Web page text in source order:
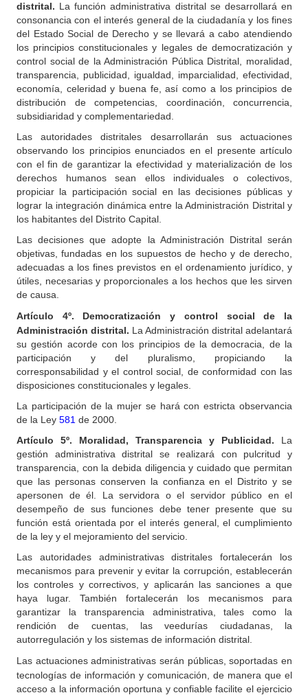
distrital. La función administrativa distrital se desarrollará en
consonancia con el interés general de la ciudadanía y los fines
del Estado Social de Derecho y se llevará a cabo atendiendo
los principios constitucionales y legales de democratización y
control social de la Administración Pública Distrital, moralidad,
transparencia, publicidad, igualdad, imparcialidad, efectividad,
economía, celeridad y buena fe, así como a los principios de
distribución de competencias, coordinación, concurrencia,
subsidiaridad y complementariedad.
Las autoridades distritales desarrollarán sus actuaciones
observando los principios enunciados en el presente artículo
con el fin de garantizar la efectividad y materialización de los
derechos humanos sean ellos individuales o colectivos,
propiciar la participación social en las decisiones públicas y
lograr la integración dinámica entre la Administración Distrital y
los habitantes del Distrito Capital.
Las decisiones que adopte la Administración Distrital serán
objetivas, fundadas en los supuestos de hecho y de derecho,
adecuadas a los fines previstos en el ordenamiento jurídico, y
útiles, necesarias y proporcionales a los hechos que les sirven
de causa.
Artículo 4º.
Democratización y control social de la
Administración distrital. La Administración distrital adelantará
su gestión acorde con los principios de la democracia, de la
participación y del pluralismo, propiciando la
corresponsabilidad y el control social, de conformidad con las
disposiciones constitucionales y legales.
La participación de la mujer se hará con estricta observancia
de la Ley 581 de 2000.
Artículo 5º. Moralidad, Transparencia y Publicidad. La
gestión administrativa distrital se realizará con pulcritud y
transparencia, con la debida diligencia y cuidado que permitan
que las personas conserven la confianza en el Distrito y se
apersonen de él. La servidora o el servidor público en el
desempeño de sus funciones debe tener presente que su
función está orientada por el interés general, el cumplimiento
de la ley y el mejoramiento del servicio.
Las autoridades administrativas distritales fortalecerán los
mecanismos para prevenir y evitar la corrupción, establecerán
los controles y correctivos, y aplicarán las sanciones a que
haya lugar. También fortalecerán los mecanismos para
garantizar la transparencia administrativa, tales como la
rendición de cuentas, las veedurías ciudadanas, la
autorregulación y los sistemas de información distrital.
Las actuaciones administrativas serán públicas, soportadas en
tecnologías de información y comunicación, de manera que el
acceso a la información oportuna y confiable facilite el ejercicio